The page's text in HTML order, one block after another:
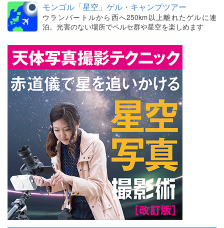
モンゴル「星空」ゲル・キャンプツアー
ウランバートルから西へ250km以上離れたゲルに連
泊。光害のない場所でペルセ群や星空を楽しめます